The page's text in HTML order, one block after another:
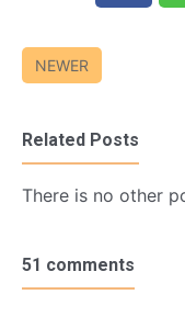
NEWER
Related Posts
There is no other
51 comments